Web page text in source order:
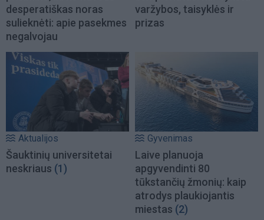
desperatiškas noras
sulieknėti: apie pasekmes
negalvojau
varžybos, taisyklės ir
prizas
Aktualijos
Šauktinių universitetai
neskriaus (1)
Gyvenimas
Laive planuoja
apgyvendinti 80
tūkstančių žmonių: kaip
atrodys plaukiojantis
miestas (2)